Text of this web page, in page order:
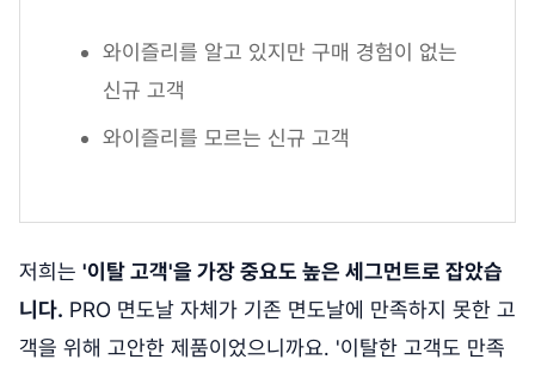
와이즐리를 알고 있지만 구매 경험이 없는
신규 고객
와이즐리를 모르는 신규 고객
저희는 '이탈 고객'을 가장 중요도 높은 세그먼트로 잡았습
니다. PRO 면도날 자체가 기존 면도날에 만족하지 못한 고
객을 위해 고안한 제품이었으니까요. '이탈한 고객도 만족